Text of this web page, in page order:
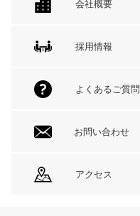
会社概要
採用情報
よくあるご質問
お問い合わせ
アクセス